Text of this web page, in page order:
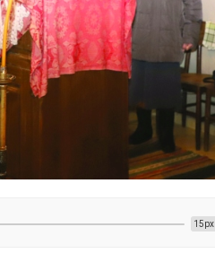
15px